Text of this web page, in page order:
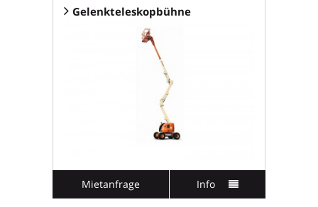
Gelenkteleskopbühne
Mietanfrage Info